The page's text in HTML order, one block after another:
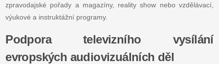
zpravodajské pořady a magazíny, reality show nebo vzdělávací,
výukové a instruktážní programy.
Podpora televizního vysílání
evropských audiovizuálních děl